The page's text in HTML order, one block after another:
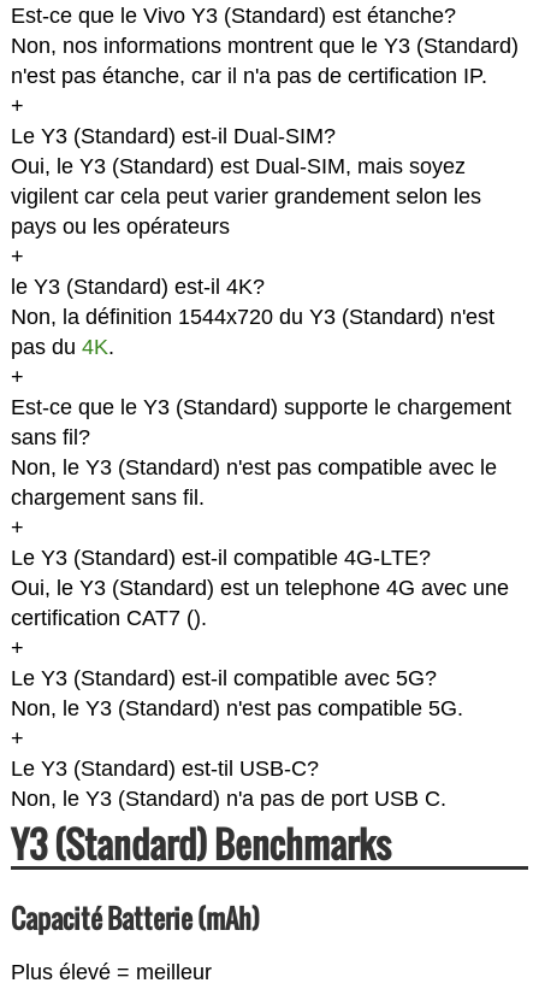
Est-ce que le Vivo Y3 (Standard) est étanche?
Non, nos informations montrent que le Y3 (Standard)
n'est pas étanche, car il n'a pas de certification IP.
+
Le Y3 (Standard) est-il Dual-SIM?
Oui, le Y3 (Standard) est Dual-SIM, mais soyez
vigilent car cela peut varier grandement selon les
pays ou les opérateurs
+
le Y3 (Standard) est-il 4K?
Non, la définition 1544x720 du Y3 (Standard) n'est
pas du 4K.
+
Est-ce que le Y3 (Standard) supporte le chargement
sans fil?
Non, le Y3 (Standard) n'est pas compatible avec le
chargement sans fil.
+
Le Y3 (Standard) est-il compatible 4G-LTE?
Oui, le Y3 (Standard) est un telephone 4G avec une
certification CAT7 ().
+
Le Y3 (Standard) est-il compatible avec 5G?
Non, le Y3 (Standard) n'est pas compatible 5G.
+
Le Y3 (Standard) est-til USB-C?
Non, le Y3 (Standard) n'a pas de port USB C.
Y3 (Standard) Benchmarks
Capacité Batterie (mAh)
Plus élevé = meilleur